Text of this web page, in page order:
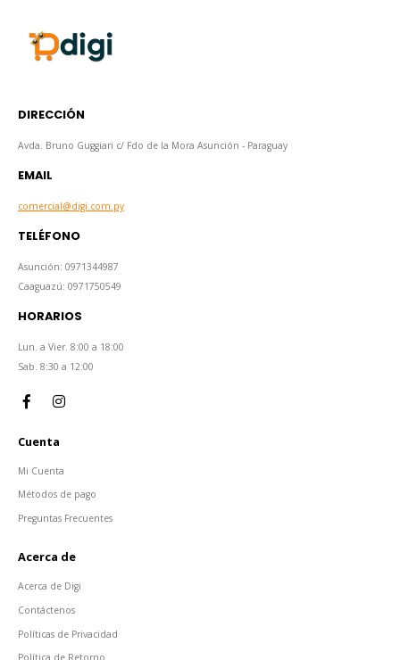
DIRECCIÓN
Avda. Bruno Guggiari c/ Fdo de la Mora Asunción - Paraguay
EMAIL
comercial@digi.com.py
TELÉFONO
Asunción: 0971344987
Caaguazú: 0971750549
HORARIOS
Lun. a Vier. 8:00 a 18:00
Sab. 8:30 a 12:00
Cuenta
Mi Cuenta
Métodos de pago
Preguntas Frecuentes
Acerca de
Acerca de Digi
Contáctenos
Políticas de Privacidad